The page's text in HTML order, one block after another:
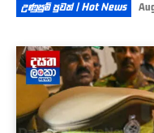
උණුසුම් පුවත් | Hot News